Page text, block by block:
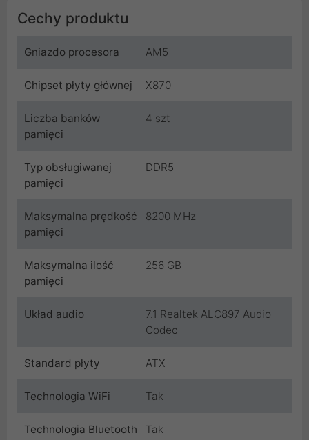
Cechy produktu
Gniazdo procesora AM5
Chipset płyty głównej X870
Liczba banków
pamięci
4 szt
Typ obsługiwanej
pamięci
DDR5
Maksymalna prędkość
pamięci
8200 MHz
Maksymalna ilość
pamięci
256 GB
Układ audio
7.1 Realtek ALC897 Audio
Codec
Standard płyty ATX
Technologia WiFi Tak
Technologia Bluetooth Tak